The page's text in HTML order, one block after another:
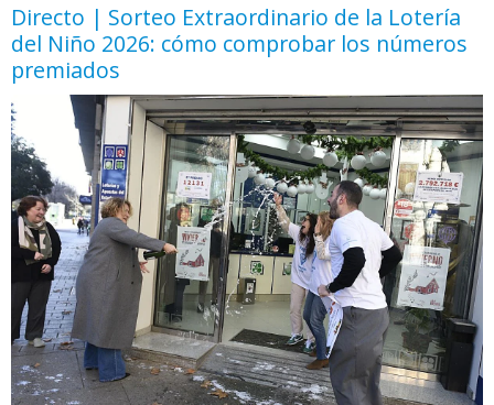
Directo | Sorteo Extraordinario de la Lotería
del Niño 2026: cómo comprobar los números
premiados